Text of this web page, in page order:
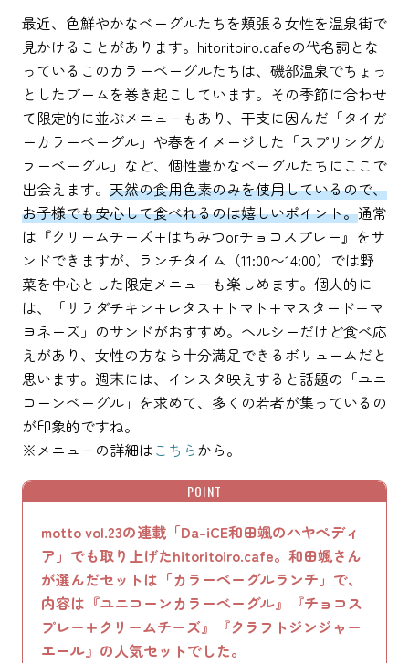
最近、色鮮やかなベーグルたちを頬張る女性を温泉街で
見かけることがあります。hitoritoiro.cafeの代名詞とな
っているこのカラーベーグルたちは、磯部温泉でちょっ
としたブームを巻き起こしています。その季節に合わせ
て限定的に並ぶメニューもあり、干支に因んだ「タイガ
ーカラーベーグル」や春をイメージした「スプリングカ
ラーベーグル」など、個性豊かなベーグルたちにここで
出会えます。 天然の食用色素のみを使用しているので、
お子様でも安心して食べれるのは嬉しいポイント。通常
は『クリームチーズ+はちみつorチョコスプレー』をサ
ンドできますが、ランチタイム（11:00〜14:00）では野
菜を中心とした限定メニューも楽しめます。個人的に
は、「サラダチキン+レタス+トマト+マスタード+マ
ヨネーズ」のサンドがおすすめ。ヘルシーだけど食べ応
えがあり、女性の方なら十分満足できるボリュームだと
思います。週末には、インスタ映えすると話題の「ユニ
コーンベーグル」を求めて、多くの若者が集っているの
が印象的ですね。
※メニューの詳細はこちらから。
POINT
motto vol.23の連載「Da-iCE和田颯のハヤペディ
ア」でも取り上げたhitoritoiro.cafe。和田颯さん
が選んだセットは「カラーベーグルランチ」で、
内容は『ユニコーンカラーベーグル』『チョコス
プレー+クリームチーズ』『クラフトジンジャー
エール』の人気セットでした。